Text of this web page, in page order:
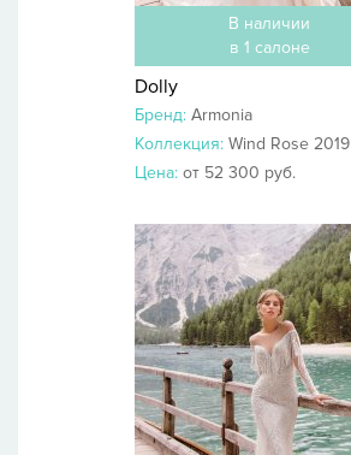
В наличии
в 1 салоне
Dolly
Бренд: Armonia
Коллекция: Wind Rose 2019
Цена: от 52 300 руб.